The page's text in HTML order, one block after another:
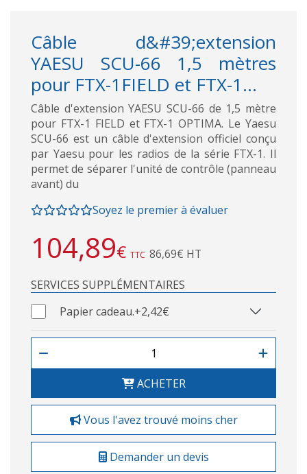
Câble d&#39;extension
YAESU SCU-66 1,5 mètres
pour FTX-1FIELD et FTX-1...
Câble d'extension YAESU SCU-66 de 1,5 mètre
pour FTX-1 FIELD et FTX-1 OPTIMA. Le Yaesu
SCU-66 est un câble d'extension officiel conçu
par Yaesu pour les radios de la série FTX-1. Il
permet de séparer l'unité de contrôle (panneau
avant) du
Soyez le premier à évaluer
104,89€ TTC 86,69€ HT
SERVICES SUPPLÉMENTAIRES
Papier cadeau.+2,42€
ACHETER
Vous l'avez trouvé moins cher
Demander un devis